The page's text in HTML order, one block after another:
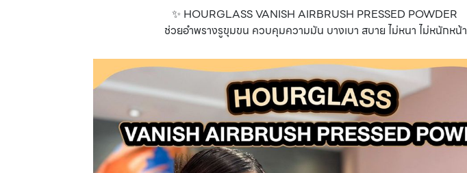
✨ HOURGLASS VANISH AIRBRUSH PRESSED POWDER
ช่วยอำพรางรูขุมขน ควบคุมความมัน บางเบา สบาย ไม่หนา ไม่หนักหน้า